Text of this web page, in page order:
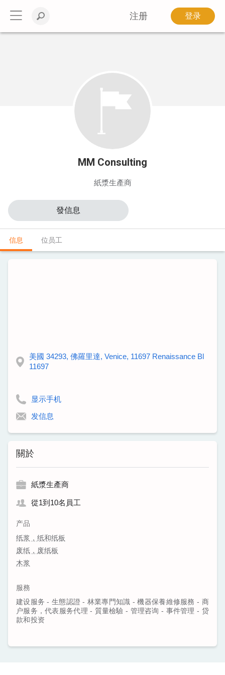
注册 登录
MM Consulting
紙漿生產商
信息 位员工
發信息
關於
紙漿生產商
從1到10名員工
产品
纸浆，纸和纸板
废纸，废纸板
木浆
服務
建设服务 - 生態認證 - 林業專門知識 - 機器保養維修服務 - 商
户服务，代表服务代理 - 質量檢驗 - 管理咨询 - 事件管理 - 贷
款和投资
美國 34293, 佛羅里達, Venice, 11697 Renaissance Bl
11697
显示手机
发信息